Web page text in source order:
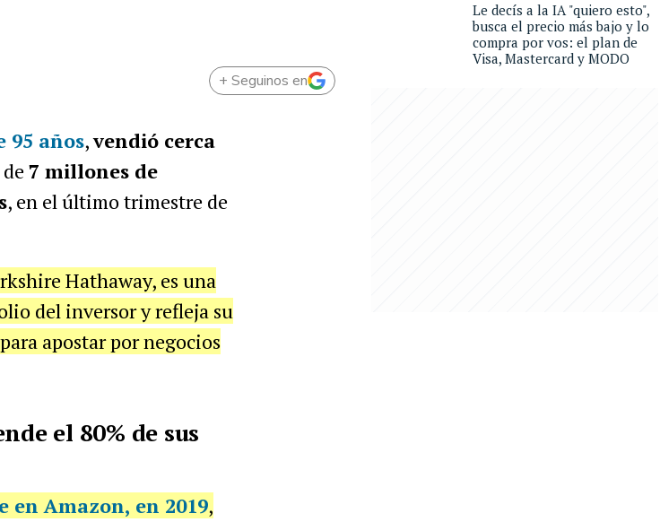
+ Seguinos en
95 años,vendió cerca
7 millones de
, en el último trimestre de
Hathaway, es una
del inversor y refleja su
apostar por negocios
el 80% de sus
Amazon, en 2019,
Le decís a la IA "quiero esto",
busca el precio más bajo y lo
compra por vos: el plan de
Visa, Mastercard y MODO